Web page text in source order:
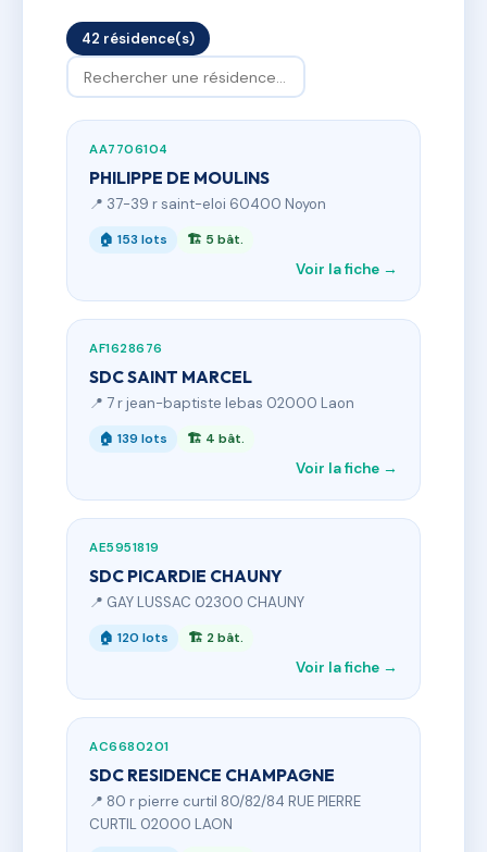
42 résidence(s)
AA7706104
PHILIPPE DE MOULINS
📍 37-39 r saint-eloi 60400 Noyon
🏠 153 lots 🏗 5 bât.
Voir la fiche →
AF1628676
SDC SAINT MARCEL
📍 7 r jean-baptiste lebas 02000 Laon
🏠 139 lots 🏗 4 bât.
Voir la fiche →
AE5951819
SDC PICARDIE CHAUNY
📍 GAY LUSSAC 02300 CHAUNY
🏠 120 lots 🏗 2 bât.
Voir la fiche →
AC6680201
SDC RESIDENCE CHAMPAGNE
📍 80 r pierre curtil 80/82/84 RUE PIERRE
CURTIL 02000 LAON